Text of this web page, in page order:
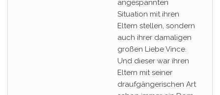
angespannten
Situation mit ihren
Eltern stellen, sondern
auch ihrer damaligen
großen Liebe Vince.
Und dieser war ihren
Eltern mit seiner
draufgängerischen Art